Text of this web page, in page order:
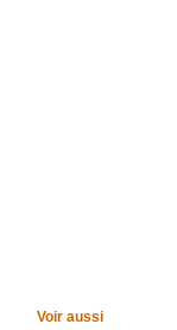
Voir aussi